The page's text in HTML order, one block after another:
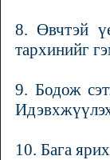
8. Өвчтэй
тархинийг
9. Бодож
10. Бага